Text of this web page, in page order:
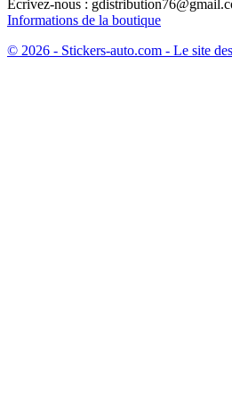
Écrivez-nous :
Informations de la boutique
© 2026 - Stickers-auto.com - Le site